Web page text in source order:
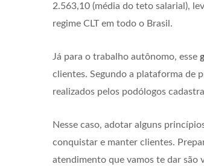
2.563,10 (média do teto salarial),
regime CLT em todo o Brasil.
Já para o trabalho autônomo, esse
clientes. Segundo a plataforma de
realizados pelos podólogos
Nesse caso, adotar alguns
conquistar e manter clientes.
atendimento que vamos te dar são